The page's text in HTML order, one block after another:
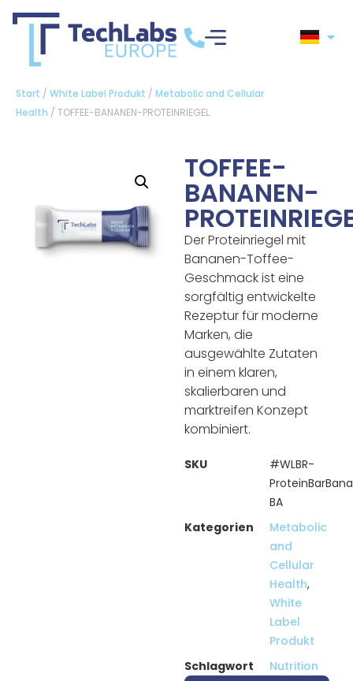
Start / White Label Produkt / Metabolic and Cellular
Health / TOFFEE-BANANEN-PROTEINRIEGEL
TOFFEE-
BANANEN-
Der Proteinriegel mit
Bananen-Toffee-
Geschmack ist eine
sorgfältig entwickelte
Rezeptur für moderne
Marken, die
ausgewählte Zutaten
in einem klaren,
skalierbaren und
marktreifen Konzept
kombiniert.
SKU
#WLBR-
BA
Kategorien
Metabolic
and
Cellular
Health,
White
Label
Produkt
Schlagwort
Nutrition